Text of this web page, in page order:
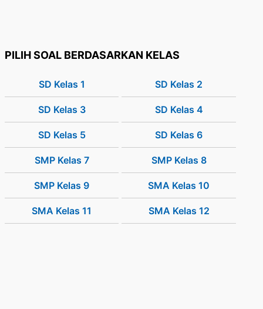
PILIH SOAL BERDASARKAN KELAS
SD Kelas 1 SD Kelas 2
SD Kelas 3 SD Kelas 4
SD Kelas 5 SD Kelas 6
SMP Kelas 7 SMP Kelas 8
SMP Kelas 9 SMA Kelas 10
SMA Kelas 11 SMA Kelas 12